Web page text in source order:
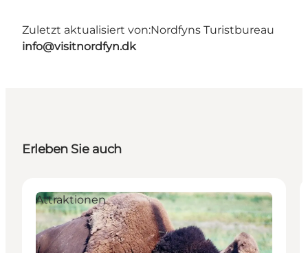
Zuletzt aktualisiert von:Nordfyns Turistbureau
info@visitnordfyn.dk
Erleben Sie auch
Attraktionen